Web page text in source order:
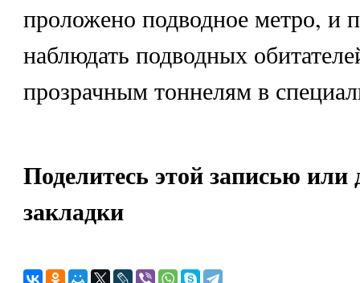
проложено подводное метро, и
наблюдать подводных
прозрачным тоннелям в
Поделитесь этой записью или
закладки